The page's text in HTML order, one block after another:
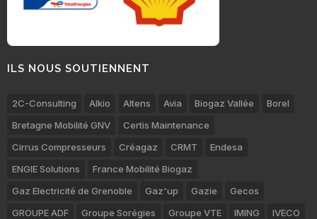
ILS NOUS SOUTIENNENT
2C-Consulting Alkio Altens Avia Biogaz Vallée
Borel
Bretagne Mobilité GNV
Certis Maintenance
Cirrus Compresseurs
Créagaz CRMT
Endesa
ENGIE Solutions
France Mobilité Biogaz
Gaz Electricité de Grenoble
Gaz'up Gazie
Gecos
GROUPE ADF
Groupe Sorégies Groupe VTE IMING
IVECO